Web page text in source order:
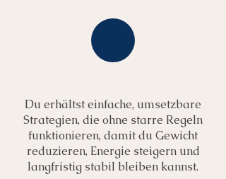
Du erhältst einfache, umsetzbare
Strategien, die ohne starre Regeln
funktionieren, damit du Gewicht
reduzieren, Energie steigern und
langfristig stabil bleiben kannst.